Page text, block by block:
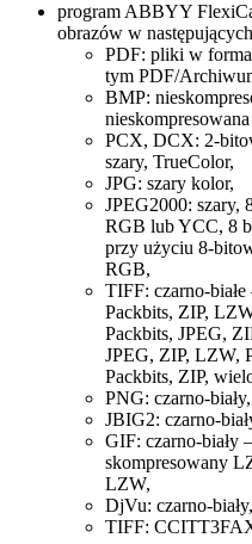
program ABBYY
obrazów w
PDF: pliki w
tym PDF/
BMP:
PCX, DCX: 2-
szary, TrueColor,
JPG: szary kolor,
JPEG2000: szary,
RGB lub YCC, 8
przy użyciu 8-
RGB,
TIFF: czarno-
Packbits, ZIP,
Packbits, JPEG,
JPEG, ZIP, LZW,
Packbits, ZIP,
PNG: czarno-
JBIG2: czarno-
GIF: czarno-biały
skompresowany
LZW,
DjVu: czarno-
TIFF: